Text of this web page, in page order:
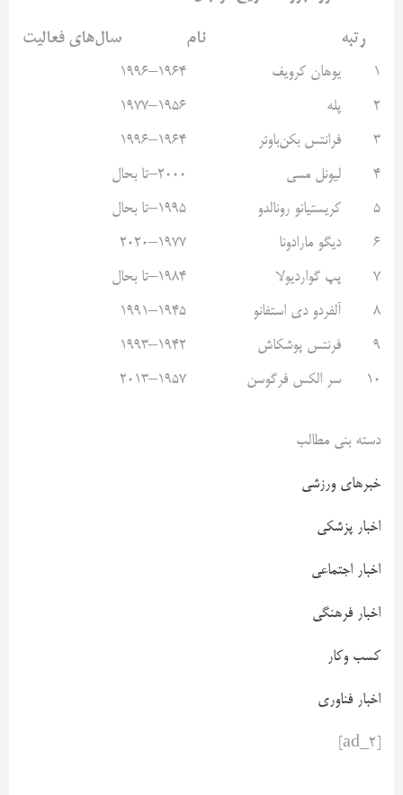
رتبه نام
سال‌های فعالیت
۱
یوهان کرویف
۱۹۶۴–۱۹۹۶
۲
پله
۱۹۵۶–۱۹۷۷
۳
فرانتس بکن‌باوئر
۱۹۶۴–۱۹۹۶
۴
لیونل مسی
۲۰۰۰–تا بحال
۵
کریستیانو رونالدو
۱۹۹۵–تا بحال
۶
دیگو مارادونا
۱۹۷۷–۲۰۲۰
۷
پپ گواردیولا
۱۹۸۴–تا بحال
۸
آلفردو دی استفانو
۱۹۴۵–۱۹۹۱
۹
فرنتس پوشکاش
۱۹۴۲–۱۹۹۳
۱۰
سر الکس فرگوسن ۱۹۵۷–۲۰۱۳
دسته بنی مطالب
خبرهای ورزشی
اخبار پزشکی
اخبار اجتماعی
اخبار فرهنگی
کسب وکار
اخبار فناوری